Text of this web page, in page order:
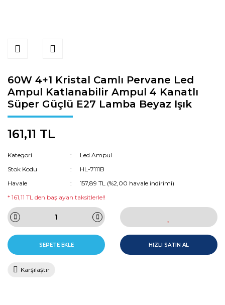
60W 4+1 Kristal Camlı Pervane Led
Ampul Katlanabilir Ampul 4 Kanatlı
Süper Güçlü E27 Lamba Beyaz Işık
161,11 TL
Kategori
Led Ampul
Stok Kodu
HL-7111B
Havale
157,89 TL (%2,00 havale indirimi)
* 161,11 TL den başlayan taksitlerle!!
SEPETE EKLE HIZLI SATIN AL
Karşılaştır